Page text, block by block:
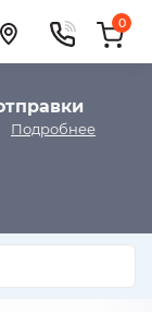
Подробнее
0